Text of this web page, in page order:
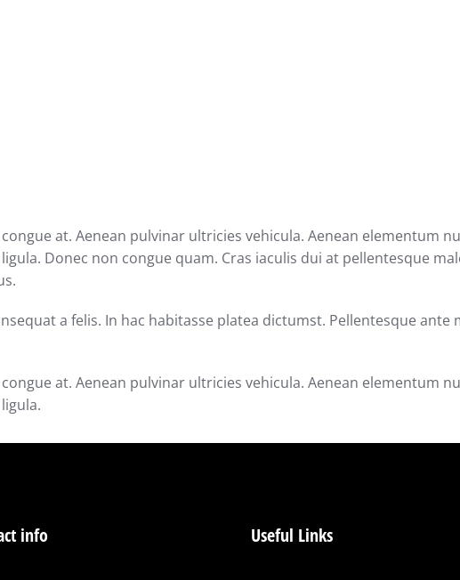
at. Aenean pulvinar ultricies vehicula. Aenean elementum
Donec non congue quam. Cras iaculis dui at pellentesque
a felis. In hac habitasse platea dictumst. Pellentesque
at. Aenean pulvinar ultricies vehicula. Aenean elementum
info Useful Links